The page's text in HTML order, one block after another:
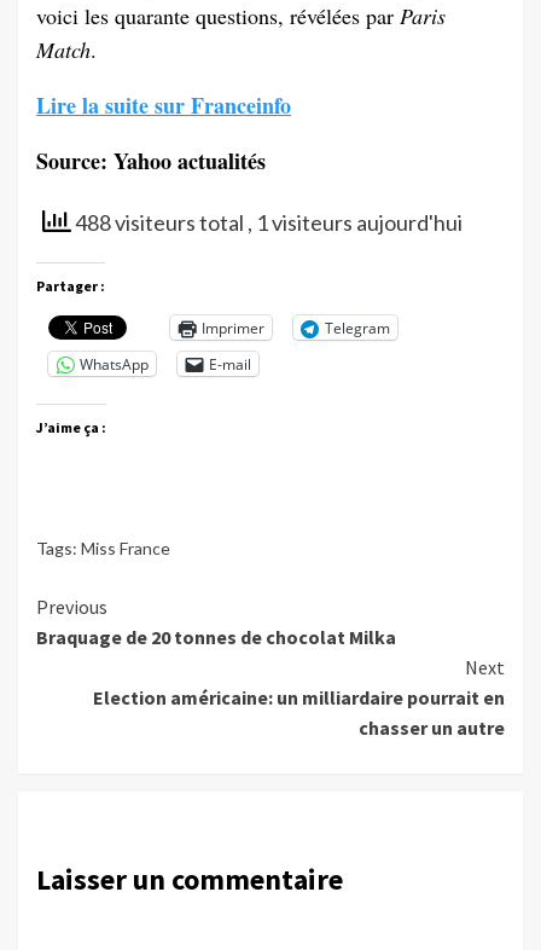
voici les quarante questions, révélées par Paris
Match.
Lire la suite sur Franceinfo
Source: Yahoo actualités
488 visiteurs total , 1 visiteurs aujourd'hui
Partager :
Imprimer
Telegram
WhatsApp
E-mail
J’aime ça :
Tags: Miss France
Continue
Reading
Previous
Braquage de 20 tonnes de chocolat Milka
Next
Election américaine: un milliardaire pourrait en
chasser un autre
Laisser un commentaire